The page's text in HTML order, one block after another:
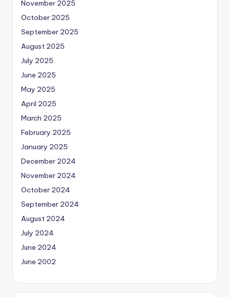
November 2025
October 2025
September 2025
August 2025
July 2025
June 2025
May 2025
April 2025
March 2025
February 2025
January 2025
December 2024
November 2024
October 2024
September 2024
August 2024
July 2024
June 2024
June 2002